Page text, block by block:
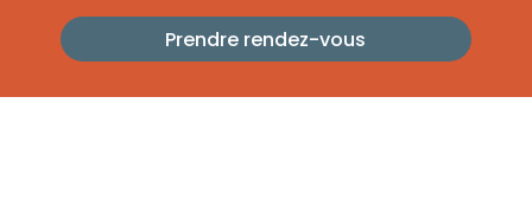
Prendre rendez-vous